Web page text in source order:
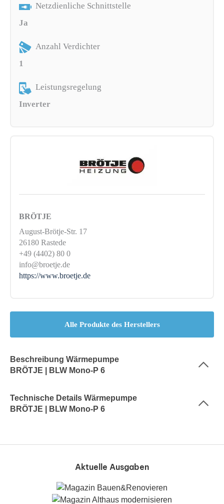
Netzdienliche Schnittstelle
Ja
Anzahl Verdichter
1
Leistungsregelung
Inverter
BRÖTJE
August-Brötje-Str. 17
26180 Rastede
+49 (4402) 80 0
info@broetje.de
https://www.broetje.de
Alle Produkte des Herstellers
Beschreibung Wärmepumpe
BRÖTJE | BLW Mono-P 6
Technische Details Wärmepumpe
BRÖTJE | BLW Mono-P 6
Aktuelle Ausgaben